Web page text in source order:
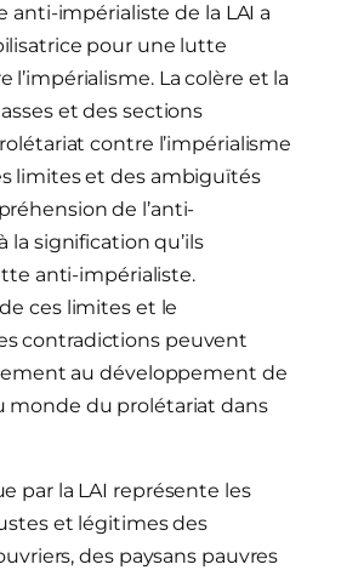
anti-impérialiste de la LAI a
pour une lutte
l’impérialisme. La colère et la
et des sections
contre l’impérialisme
limites et des ambiguïtés
de l’anti-
la signification qu’ils
anti-impérialiste.
ces limites et le
contradictions peuvent
au développement de
monde du prolétariat dans
par la LAI représente les
et légitimes des
des paysans pauvres